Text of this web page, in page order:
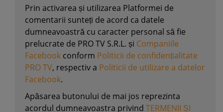
Prin activarea și utilizarea Platformei de
comentarii sunteți de acord ca datele
dumneavoastră cu caracter personal să fie
prelucrate de PRO TV S.R.L. și Companiile
Facebook conform Politicii de confidențialitate
PRO TV, respectiv a Politicii de utilizare a datelor
Facebook.
Apăsarea butonului de mai jos reprezinta
acordul dumneavoastra privind TERMENII ȘI